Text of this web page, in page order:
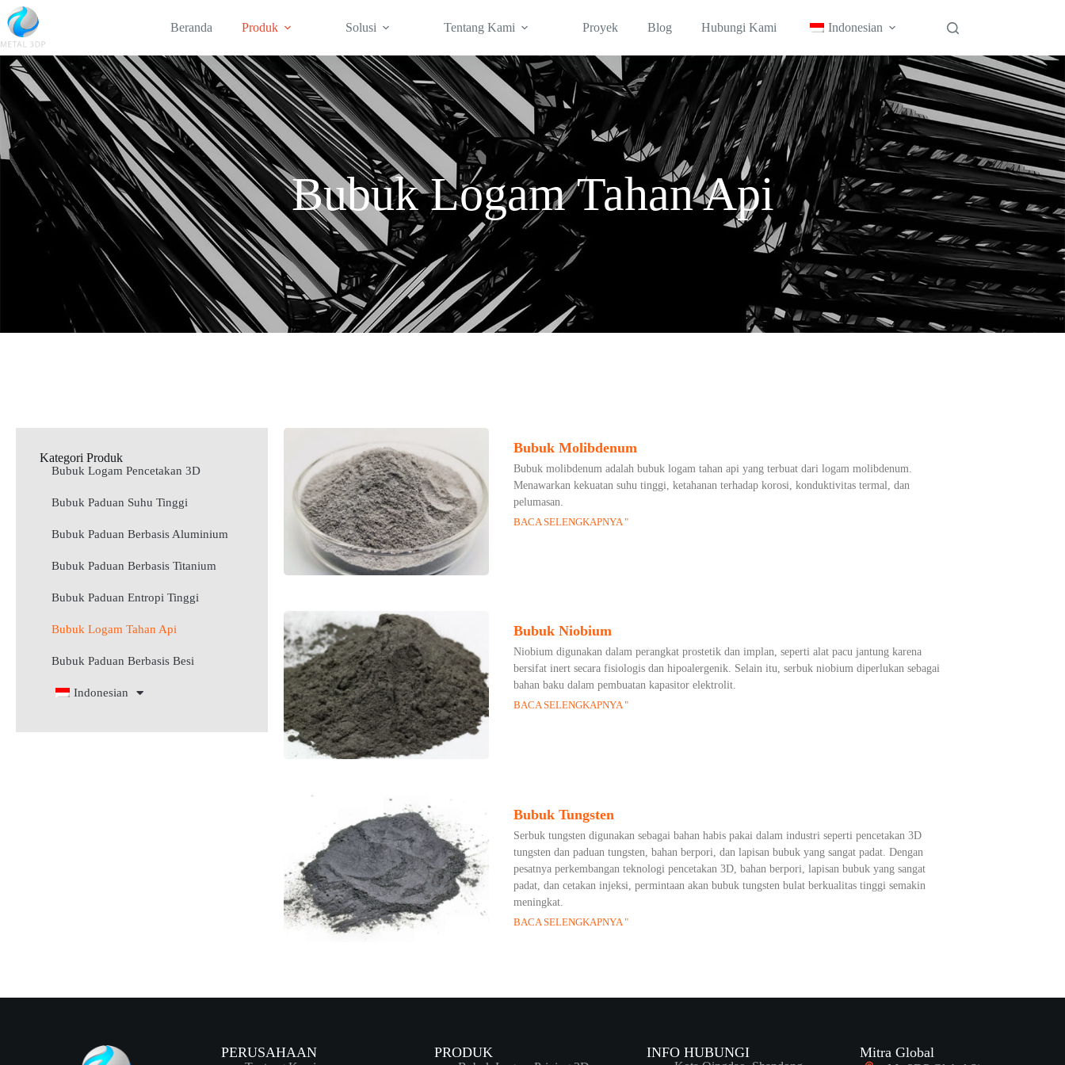
Beranda Produk Solusi Tentang Kami Proyek Blog Hubungi Kami Indonesian
Bubuk Logam Tahan Api
Kategori Produk
Bubuk Logam Pencetakan 3D
Bubuk Paduan Suhu Tinggi
Bubuk Paduan Berbasis Aluminium
Bubuk Paduan Berbasis Titanium
Bubuk Paduan Entropi Tinggi
Bubuk Logam Tahan Api
Bubuk Paduan Berbasis Besi
Indonesian
Bubuk Molibdenum
Bubuk molibdenum adalah bubuk logam tahan api yang terbuat dari logam molibdenum.
Menawarkan kekuatan suhu tinggi, ketahanan terhadap korosi, konduktivitas termal, dan
pelumasan.
BACA SELENGKAPNYA "
Bubuk Niobium
Niobium digunakan dalam perangkat prostetik dan implan, seperti alat pacu jantung karena
bersifat inert secara fisiologis dan hipoalergenik. Selain itu, serbuk niobium diperlukan sebagai
bahan baku dalam pembuatan kapasitor elektrolit.
BACA SELENGKAPNYA "
Bubuk Tungsten
Serbuk tungsten digunakan sebagai bahan habis pakai dalam industri seperti pencetakan 3D
tungsten dan paduan tungsten, bahan berpori, dan lapisan bubuk yang sangat padat. Dengan
pesatnya perkembangan teknologi pencetakan 3D, bahan berpori, lapisan bubuk yang sangat
padat, dan cetakan injeksi, permintaan akan bubuk tungsten bulat berkualitas tinggi semakin
meningkat.
BACA SELENGKAPNYA "
PERUSAHAAN PRODUK INFO HUBUNGI Mitra Global